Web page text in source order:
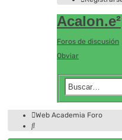
Acalon.e²
Foros de discusión
Obviar
Web Academia Foro
Buscar